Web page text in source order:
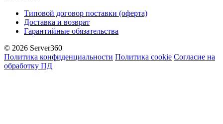
Типовой договор поставки (оферта)
Доставка и возврат
Гарантийные обязательства
© 2026 Server360
Политика конфиденциальности Политика cookie Согласие на
обработку ПД